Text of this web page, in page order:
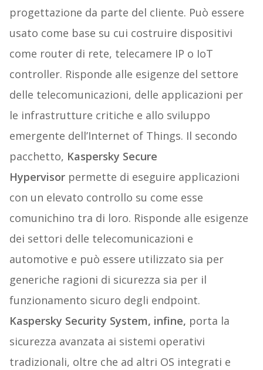
progettazione da parte del cliente. Può essere
usato come base su cui costruire dispositivi
come router di rete, telecamere IP o IoT
controller. Risponde alle esigenze del settore
delle telecomunicazioni, delle applicazioni per
le infrastrutture critiche e allo sviluppo
emergente dell’Internet of Things. Il secondo
pacchetto, Kaspersky Secure
Hypervisor permette di eseguire applicazioni
con un elevato controllo su come esse
comunichino tra di loro. Risponde alle esigenze
dei settori delle telecomunicazioni e
automotive e può essere utilizzato sia per
generiche ragioni di sicurezza sia per il
funzionamento sicuro degli endpoint.
Kaspersky Security System, infine, porta la
sicurezza avanzata ai sistemi operativi
tradizionali, oltre che ad altri OS integrati e